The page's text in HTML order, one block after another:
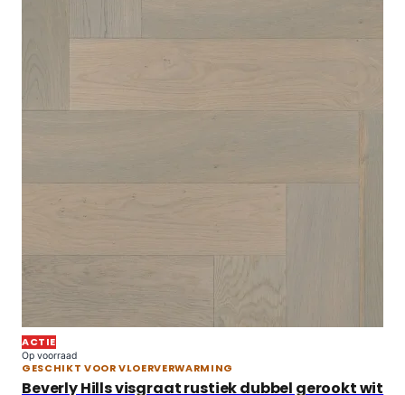
ACTIE
Op voorraad
GESCHIKT VOOR VLOERVERWARMING
Beverly Hills visgraat rustiek dubbel gerookt wit